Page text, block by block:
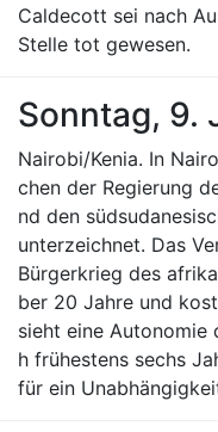
Caldecott sei nach
Stelle tot gewesen.
Sonntag, 9.
Nairobi/Kenia. In
chen der Regierung
nd den
unterzeichnet. Das
Bürgerkrieg des
ber 20 Jahre und
sieht eine Autonomie
h frühestens sechs
für ein